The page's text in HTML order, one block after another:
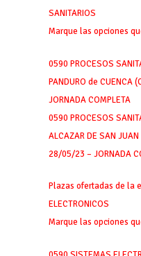
SANITARIOS
Marque las opciones
0590 PROCESOS
PANDURO de
JORNADA COMPLETA
0590 PROCESOS
ALCAZAR DE SAN
28/05/23 – JORNADA
Plazas ofertadas de la
ELECTRONICOS
Marque las opciones